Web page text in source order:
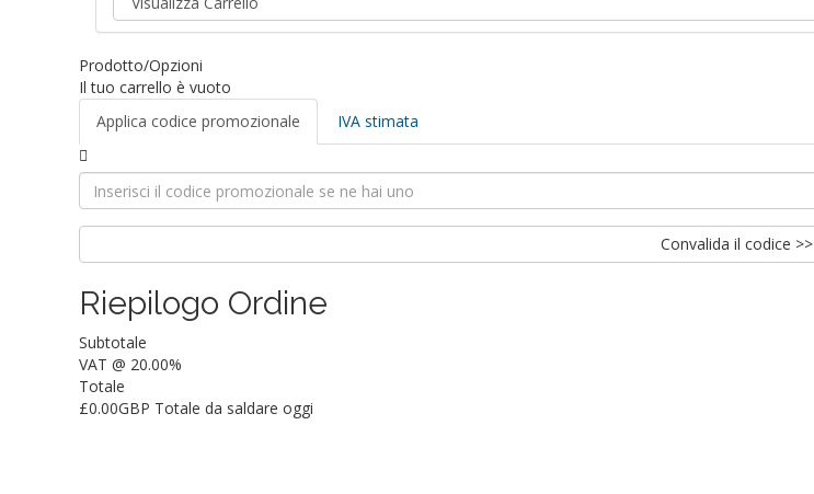
Prodotto/Opzioni
Il tuo carrello è vuoto
Applica codice promozionale
IVA stimata
Convalida il codice >>
Riepilogo Ordine
Subtotale
VAT @ 20.00%
Totale
£0.00GBP Totale da saldare oggi